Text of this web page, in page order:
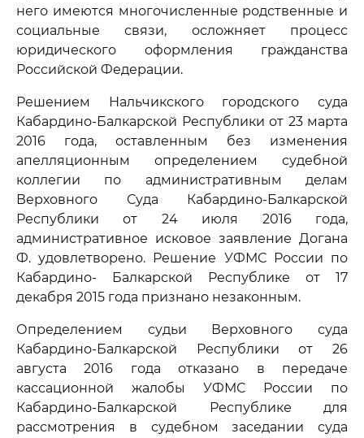
него имеются многочисленные родственные и
социальные связи, осложняет процесс
юридического оформления гражданства
Российской Федерации.
Решением Нальчикского городского суда
Кабардино-Балкарской Республики от 23 марта
2016 года, оставленным без изменения
апелляционным определением судебной
коллегии по административным делам
Верховного Суда Кабардино-Балкарской
Республики от 24 июля 2016 года,
административное исковое заявление Догана
Ф. удовлетворено. Решение УФМС России по
Кабардино- Балкарской Республике от 17
декабря 2015 года признано незаконным.
Определением судьи Верховного суда
Кабардино-Балкарской Республики от 26
августа 2016 года отказано в передаче
кассационной жалобы УФМС России по
Кабардино-Балкарской Республике для
рассмотрения в судебном заседании суда